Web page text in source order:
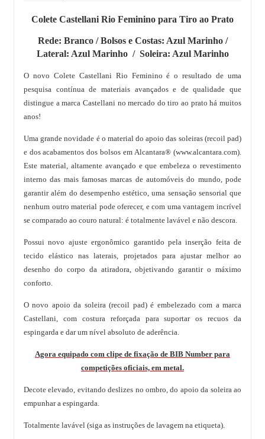
Colete Castellani Rio Feminino para Tiro ao Prato
Rede: Branco / Bolsos e Costas: Azul Marinho /
Lateral: Azul Marinho / Soleira: Azul Marinho
O novo Colete Castellani Rio Feminino é o resultado de uma
pesquisa contínua de materiais avançados e de qualidade que
distingue a marca Castellani no mercado do tiro ao prato há muitos
anos!
Uma grande novidade é o material do apoio das soleiras (recoil pad)
e dos acabamentos dos bolsos em Alcantara® (www.alcantara.com).
Este material, altamente avançado e que embeleza o revestimento
interno das mais famosas marcas de automóveis do mundo, pode
garantir além do desempenho estético, uma sensação sensorial que
nenhum outro material pode oferecer, e com uma vantagem incrível
se comparado ao couro natural: é totalmente lavável e não descora.
Possui novo ajuste ergonômico garantido pela inserção feita de
tecido elástico nas laterais, projetados para ajustar melhor ao
desenho do corpo da atiradora, objetivando garantir o máximo
conforto.
O novo apoio da soleira (recoil pad) é embelezado com a marca
Castellani, com costura reforçada para suportar os recuos da
espingarda e dar um nível absoluto de aderência.
Agora equipado com clipe de fixação de BIB Number para
competições oficiais, em metal.
Decote elevado, evitando deslizes no ombro, do apoio da soleira ao
empunhar a espingarda.
Totalmente lavável (siga as instruções de lavagem na etiqueta).